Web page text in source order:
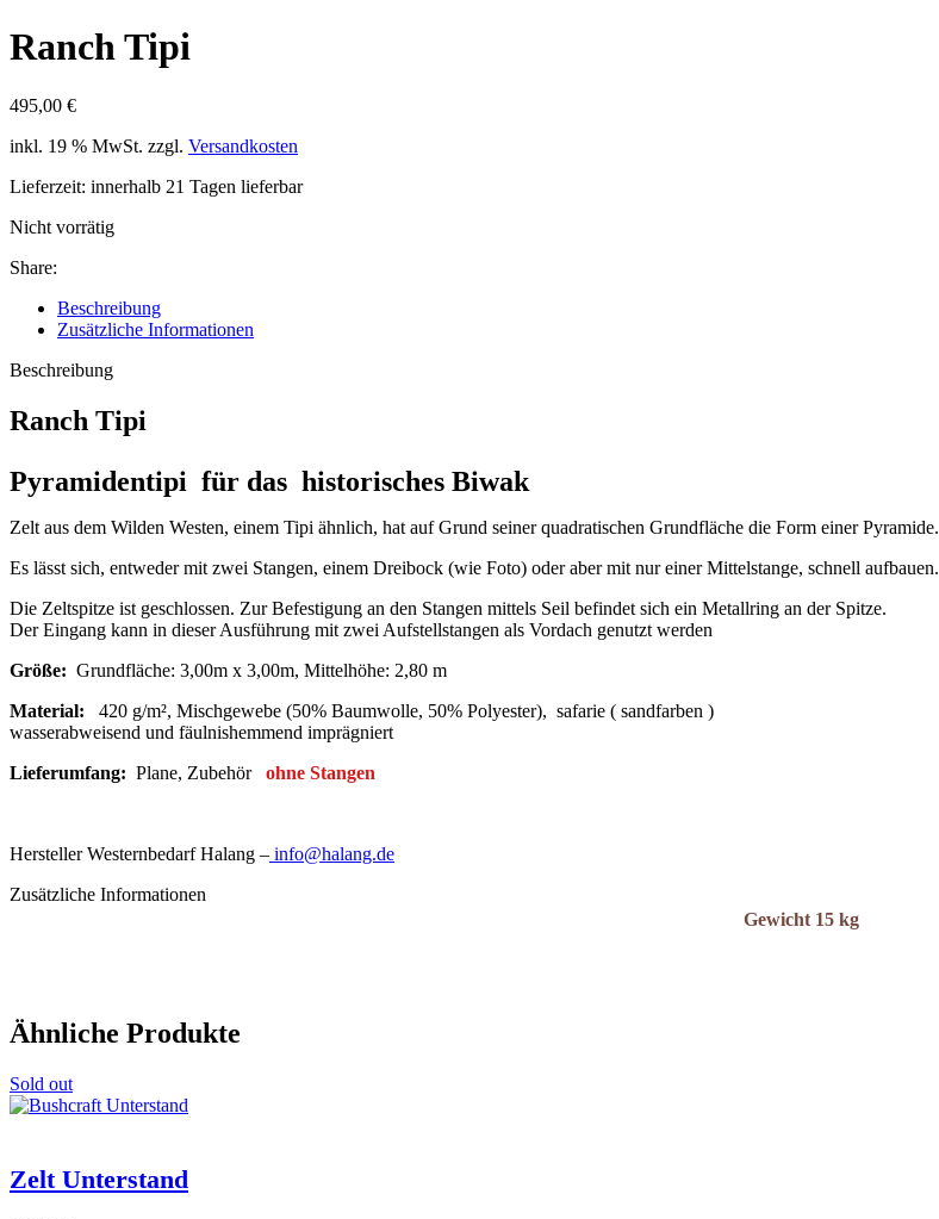
Ranch Tipi
495,00 €
inkl. 19 % MwSt. zzgl. Versandkosten
Lieferzeit: innerhalb 21 Tagen lieferbar
Nicht vorrätig
Share:
Beschreibung
Zusätzliche Informationen
Beschreibung
Ranch Tipi
Pyramidentipi für das historisches Biwak
Zelt aus dem Wilden Westen, einem Tipi ähnlich, hat auf Grund seiner quadratischen Grundfläche die Form einer Pyramide.
Es lässt sich, entweder mit zwei Stangen, einem Dreibock (wie Foto) oder aber mit nur einer Mittelstange, schnell aufbauen.
Die Zeltspitze ist geschlossen. Zur Befestigung an den Stangen mittels Seil befindet sich ein Metallring an der Spitze.
Der Eingang kann in dieser Ausführung mit zwei Aufstellstangen als Vordach genutzt werden
Größe: Grundfläche: 3,00m x 3,00m, Mittelhöhe: 2,80 m
Material: 420 g/m², Mischgewebe (50% Baumwolle, 50% Polyester), safarie ( sandfarben )
wasserabweisend und fäulnishemmend imprägniert
Lieferumfang: Plane, Zubehör ohne Stangen
Hersteller Westernbedarf Halang – info@halang.de
Zusätzliche Informationen
Gewicht 15 kg
Ähnliche Produkte
Sold out
Zelt Unterstand